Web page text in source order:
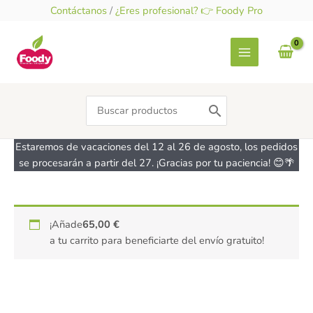
contenido
Contáctanos / ¿Eres profesional? 👉 Foody Pro
Search
for:
Estaremos de vacaciones del 12 al 26 de agosto, los pedidos
se procesarán a partir del 27. ¡Gracias por tu paciencia! 😊🌴
¡Añade65,00€
a tu carrito para beneficiarte del envío gratuito!
Galletas